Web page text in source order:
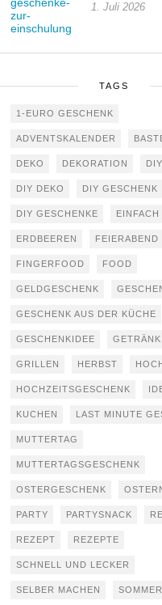
1. Juli 2026
TAGS
1-EURO GESCHENK
ADVENTSKALENDER
DEKO DEKORATION DIY
DIY DEKO DIY GESCHENK
DIY GESCHENKE EINFACH
ERDBEEREN FEIERABEND
FINGERFOOD FOOD
GELDGESCHENK
GESCHENK AUS DER KÜCHE
GESCHENKIDEE GETRÄNK
GRILLEN HERBST
HOCHZEITSGESCHENK
KUCHEN LAST MINUTE
MUTTERTAG
MUTTERTAGSGESCHENK
OSTERGESCHENK
PARTY PARTYSNACK
REZEPT REZEPTE
SCHNELL UND LECKER
SELBER MACHEN SOMMER